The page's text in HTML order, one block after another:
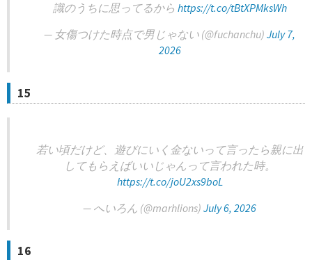
識のうちに思ってるから https://t.co/tBtXPMksWh
— 女傷つけた時点で男じゃない (@fuchanchu) July 7,
2026
15
若い頃だけど、遊びにいく金ないって言ったら親に出
してもらえばいいじゃんって言われた時。
https://t.co/joU2xs9boL
— へいろん (@marhlions) July 6, 2026
16